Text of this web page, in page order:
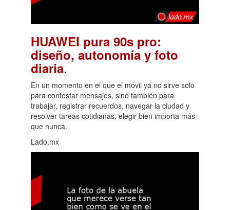
HUAWEI pura 90s pro:
diseño, autonomía y foto
diaria.
En un momento en el que el móvil ya no sirve solo
para contestar mensajes, sino también para
trabajar, registrar recuerdos, navegar la ciudad y
resolver tareas cotidianas, elegir bien importa más
que nunca.
Lado.mx